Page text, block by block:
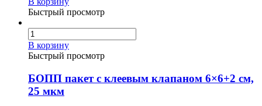
Быстрый просмотр
В корзину
Быстрый просмотр
БОПП пакет с клеевым клапаном 6×6+2 см,
25 мкм